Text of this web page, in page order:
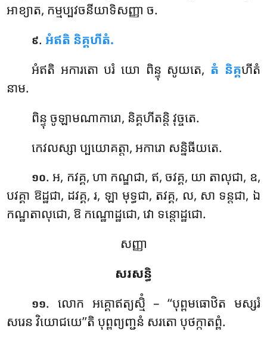
អាខ្យាត, កម្មប្បវចនីយាទិសញ្ញា ច.
៩. អំឥតិ និគ្គហីតំ.
អំឥតិ អការតោ បរំ យោ ពិន្ទុ សូយតេ, តំ និគ្គហីតំ
នាម.
ពិន្ទុចូឡាមណាការោ, និគ្គហីតន្តិ វុច្ចតេ.
កេវលស្សា ប្បយោគត្តា, អការោ សន្និធីយតេ.
១០. អ, កវគ្គ, ហា កណ្ឌជា, ឥ, ចវគ្គ, យា តាលុជា, ឧ,
បវគ្គា ឱដ្ឋជា, ដវគ្គ, រ, ឡា មុទ្ធជា, តវគ្គ, ល, សា ទន្តជា, ឯ
កណ្ឋតាលុជោ, ឱ កណ្ឋោដ្ឋជោ, វោ ទន្តោដ្ឋជោ.
សញ្ញា
សរសន្ធិ
១១. លោក អគ្គោឥត្យស្មិំ – ‘‘បុព្ពមធោឋិត មស្សរំ
សរេន វិយោជយេ’’តិ បុព្ពព្យញ្ជនំ សរតោ បុថក្កាតព្ពំ.